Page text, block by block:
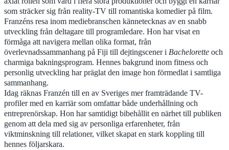
som sträcker sig från reality-TV till romantiska komedier på film.
Franzéns resa inom mediebranschen kännetecknas av en snabb
utveckling från deltagare till programledare. Hon har visat en
förmåga att navigera mellan olika format, från
överlevnadssammanhang på Fiji till dejtingscener i Bachelorette och
charmiga bakningsprogram. Hennes bakgrund inom fitness och
personlig utveckling har präglat den image hon förmedlat i samtliga
sammanhang.
Idag räknas Franzén till en av Sveriges mer framträdande TV-
profiler med en karriär som omfattar både underhållning och
entreprenörskap. Hon har samtidigt bibehållit en närhet till publiken
genom att dela med sig av personliga erfarenheter, från
viktminskning till relationer, vilket skapat en stark koppling till
hennes följarskara.